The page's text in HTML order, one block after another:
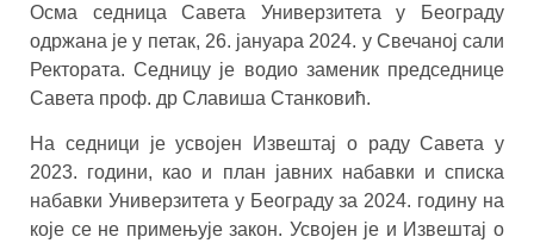
Осмa седницa Савета Универзитета у Београду
одржана је у петак, 26. јануара 2024. у Свечаној сали
Ректората. Седницу је водио заменик председнице
Савета проф. др Славиша Станковић.
На седници је усвојен Извештај о раду Савета у
2023. години, као и план јавних набавки и списка
набавки Универзитета у Београду за 2024. годину на
које се не примењује закон. Усвојен је и Извештај о